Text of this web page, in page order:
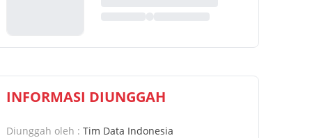
INFORMASI DIUNGGAH
Diunggah oleh : Tim Data Indonesia